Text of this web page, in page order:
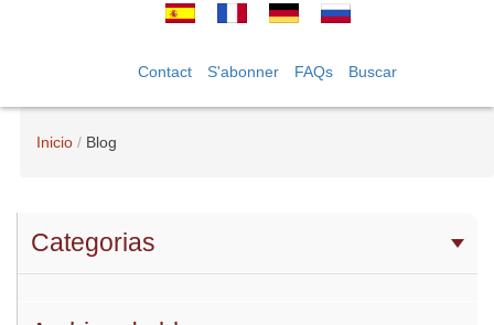
Contact S'abonner FAQs Buscar
Inicio Blog
Categorias